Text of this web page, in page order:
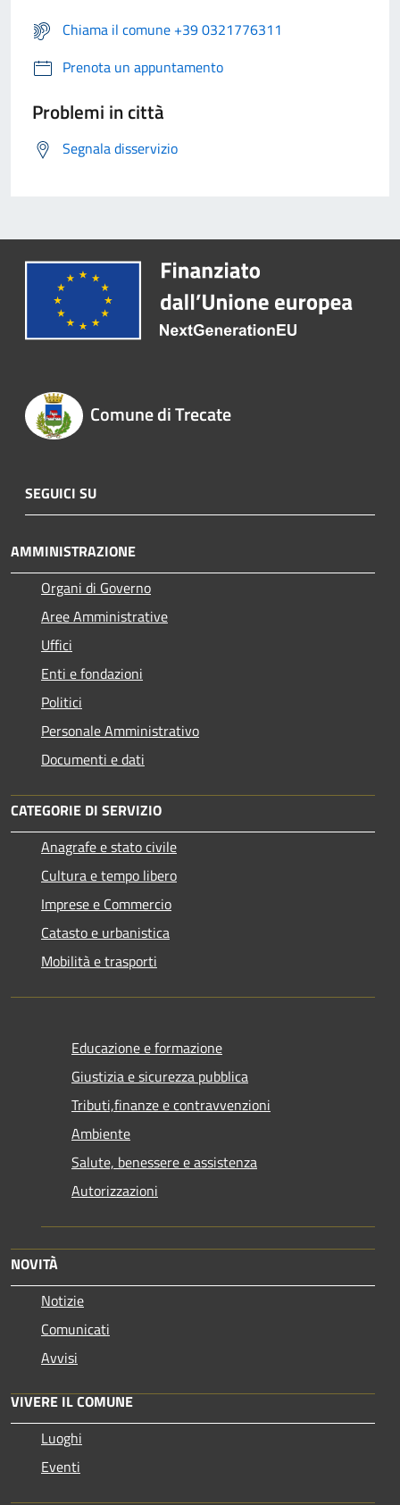
Chiama il comune +39 0321776311
Prenota un appuntamento
Problemi in città
Segnala disservizio
Comune di Trecate
SEGUICI SU
AMMINISTRAZIONE
Organi di Governo
Aree Amministrative
Uffici
Enti e fondazioni
Politici
Personale Amministrativo
Documenti e dati
CATEGORIE DI SERVIZIO
Anagrafe e stato civile
Cultura e tempo libero
Imprese e Commercio
Catasto e urbanistica
Mobilità e trasporti
Educazione e formazione
Giustizia e sicurezza pubblica
Tributi,finanze e contravvenzioni
Ambiente
Salute, benessere e assistenza
Autorizzazioni
NOVITÀ
Notizie
Comunicati
Avvisi
VIVERE IL COMUNE
Luoghi
Eventi